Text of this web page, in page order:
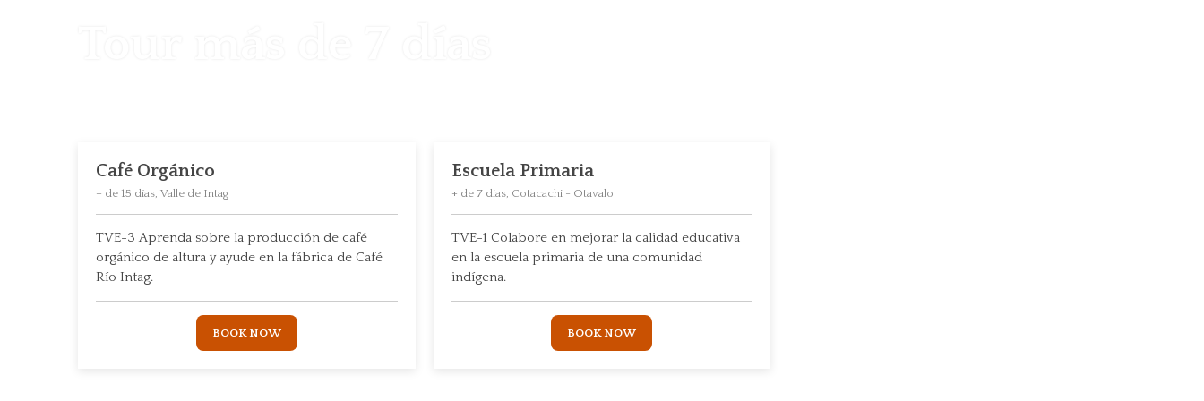
Café Orgánico
+ de 15 días, Valle de Intag
TVE-3 Aprenda sobre la producción de café
orgánico de altura y ayude en la fábrica de Café
Río Intag.
BOOK NOW
Escuela Primaria
+ de 7 dias, Cotacachi - Otavalo
TVE-1 Colabore en mejorar la calidad educativa
en la escuela primaria de una comunidad
indígena.
BOOK NOW